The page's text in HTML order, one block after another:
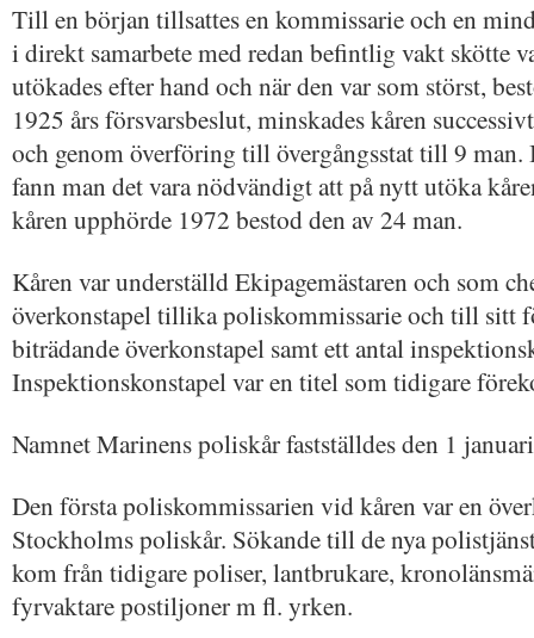
Till en början tillsattes en kommissarie och en
i direkt samarbete med redan befintlig vakt skötte
utökades efter hand och när den var som störst,
1925 års försvarsbeslut, minskades kåren
och genom överföring till övergångsstat till 9 man.
fann man det vara nödvändigt att på nytt utöka
kåren upphörde 1972 bestod den av 24 man.
Kåren var underställd Ekipagemästaren och som
överkonstapel tillika poliskommissarie och till sitt
biträdande överkonstapel samt ett antal
Inspektionskonstapel var en titel som tidigare
Namnet Marinens poliskår fastställdes den 1
Den första poliskommissarien vid kåren var en
Stockholms poliskår. Sökande till de nya
kom från tidigare poliser, lantbrukare,
fyrvaktare postiljoner m fl. yrken.